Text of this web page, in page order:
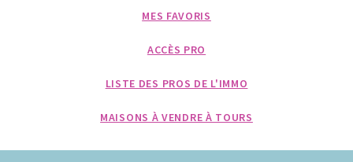
MES FAVORIS
ACCÈS PRO
LISTE DES PROS DE L'IMMO
MAISONS À VENDRE À TOURS